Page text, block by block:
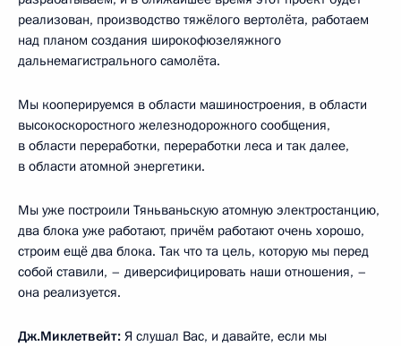
реализован, производство тяжёлого вертолёта, работаем
над планом создания широкофюзеляжного
дальнемагистрального самолёта.
Мы кооперируемся в области машиностроения, в области
высокоскоростного железнодорожного сообщения,
в области переработки, переработки леса и так далее,
в области атомной энергетики.
Мы уже построили Тяньваньскую атомную электростанцию,
два блока уже работают, причём работают очень хорошо,
строим ещё два блока. Так что та цель, которую мы перед
собой ставили, – диверсифицировать наши отношения, –
она реализуется.
Дж.Миклетвейт: Я слушал Вас, и давайте, если мы